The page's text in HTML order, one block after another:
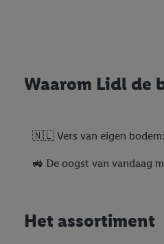
Waarom Lidl de
🇳🇱 Vers van eigen
🚜 De oogst van vandaag
Het assortiment